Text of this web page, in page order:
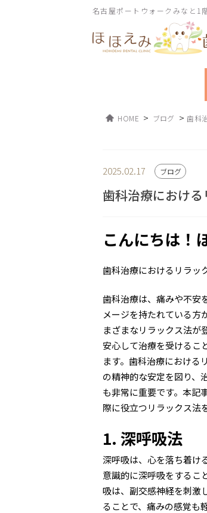
名古屋ポートウォークみなと1
HOME > ブログ > 歯科
2025.02.17 ブログ
歯科治療におけ
こんにちは！
歯科治療におけるリラッ
歯科治療は、痛みや不安
メージを持たれている方
まざまなリラックス法が
安心して治療を受けるこ
ます。歯科治療における
の精神的な安定を図り、
も非常に重要です。本記
際に役立つリラックス法
1. 深呼吸法
深呼吸は、心を落ち着け
意識的に深呼吸をするこ
吸は、副交感神経を刺激
ることで、痛みの感覚も